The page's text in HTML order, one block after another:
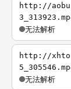
http://
无法解析
http://
无法解析